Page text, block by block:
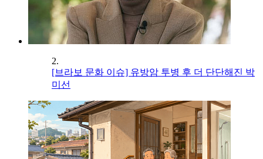
2.
[브라보 문화 이슈] 유방암 투병 후 더 단단해진 박
미선